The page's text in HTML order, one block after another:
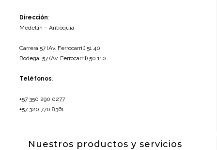
Dirección:
Medellín – Antioquia
Carrera 57 (Av. Ferrocarril) 51 40
Bodega: 57 (Av. Ferrocarril) 50 110
Teléfonos:
+57 350 290 0277
+57 320 770 8361
Nuestros productos y servicios